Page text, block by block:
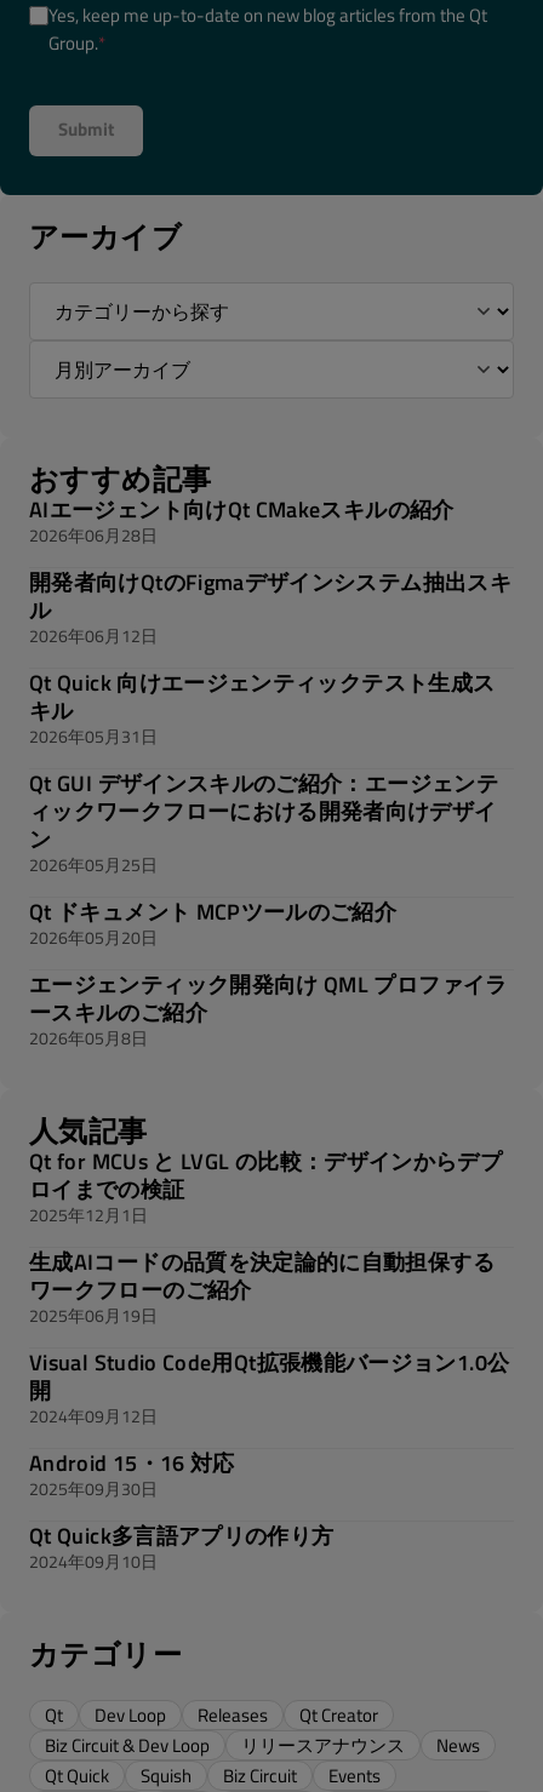
Yes, keep me up-to-date on new blog articles from the Qt
Group.*
アーカイブ
おすすめ記事
AIエージェント向けQt CMakeスキルの紹介
2026年06月28日
開発者向けQtのFigmaデザインシステム抽出スキ
ル
2026年06月12日
Qt Quick 向けエージェンティックテスト生成ス
キル
2026年05月31日
Qt GUI デザインスキルのご紹介：エージェンテ
ィックワークフローにおける開発者向けデザイ
ン
2026年05月25日
Qt ドキュメント MCPツールのご紹介
2026年05月20日
エージェンティック開発向け QML プロファイラ
ースキルのご紹介
2026年05月8日
人気記事
Qt for MCUs と LVGL の比較：デザインからデプ
ロイまでの検証
2025年12月1日
生成AIコードの品質を決定論的に自動担保する
ワークフローのご紹介
2025年06月19日
Visual Studio Code用Qt拡張機能バージョン1.0公
開
2024年09月12日
Android 15・16 対応
2025年09月30日
Qt Quick多言語アプリの作り方
2024年09月10日
カテゴリー
Qt Dev Loop Releases
Qt Creator
Biz Circuit & Dev Loop
リリースアナウンス
News
Qt Quick
Squish Biz Circuit Events